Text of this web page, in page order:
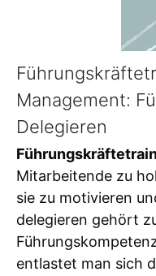
Management:
Delegieren
Mitarbeitende zu
sie zu motivieren
delegieren gehört
entlastet man sich